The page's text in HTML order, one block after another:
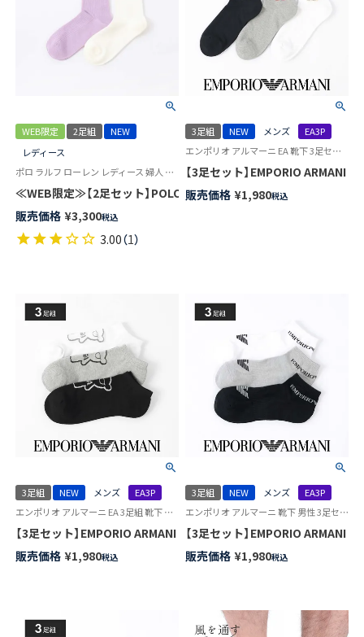
WEB限定 2足組
NEW
レディース
ポロ ラルフ ローレン レディース 婦人 靴下 カジュアル 26SS
≪WEB限定≫【2足セット】POLO RALPH LAUREN COLLAR PLAIN
販売価格 ¥3,300税込
3.00（1）
3足組 NEW メンズ
EA3P
エンポリオ アルマーニ EA 靴下 3足セット
【3足セット】EMPORIO ARMANI
販売価格 ¥1,980税込
3足組 NEW メンズ
EA3P
エンポリオ アルマーニ EA 3足組 靴下 男性
【3足セット】EMPORIO ARMANI ス
販売価格 ¥1,980税込
3足組 NEW メンズ
EA3P
エンポリオ アルマーニ 靴下 男性 3足セット EA
販売価格 ¥1,980税込